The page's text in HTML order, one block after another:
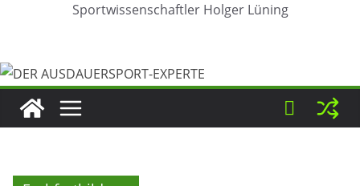
Sportwissenschaftler Holger Lüning